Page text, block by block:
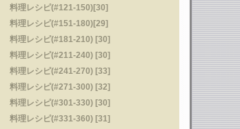
料理レシピ(#121-150)[30]
料理レシピ(#151-180)[29]
料理レシピ(#181-210) [30]
料理レシピ(#211-240) [30]
料理レシピ(#241-270) [33]
料理レシピ(#271-300) [32]
料理レシピ(#301-330) [30]
料理レシピ(#331-360) [31]